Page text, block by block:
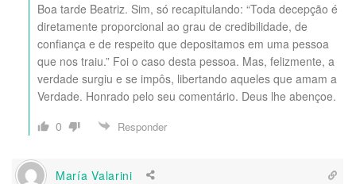
Boa tarde Beatriz. Sim, só recapitulando: “Toda decepção é
diretamente proporcional ao grau de credibilidade, de
confiança e de respeito que depositamos em uma pessoa
que nos traiu.” Foi o caso desta pessoa. Mas, felizmente, a
verdade surgiu e se impôs, libertando aqueles que amam a
Verdade. Honrado pelo seu comentário. Deus lhe abençoe.
0
Responder
María Valarini